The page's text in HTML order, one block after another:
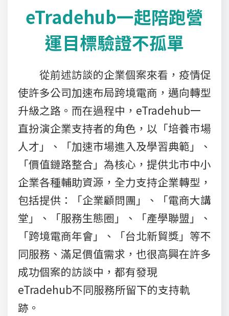
eTradehub一起陪跑營
運目標驗證不孤單
從前述訪談的企業個案來看，疫情促
使許多公司加速布局跨境電商，邁向轉型
升級之路。而在過程中，eTradehub一
直扮演企業支持者的角色，以「培養市場
人才」、「加速市場進入及學習典範」、
「價值鏈路整合」為核心，提供北市中小
企業各種輔助資源，全力支持企業轉型，
包括提供：「企業顧問團」、「電商大講
堂」、「服務生態圈」、「產學聯盟」、
「跨境電商年會」、「台北新貿獎」等不
同服務、滿足價值需求，也很高興在許多
成功個案的訪談中，都有發現
eTradehub不同服務所留下的支持軌
跡。